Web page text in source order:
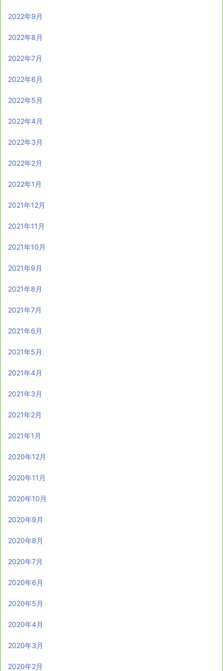
2022年9月
2022年8月
2022年7月
2022年6月
2022年5月
2022年4月
2022年3月
2022年2月
2022年1月
2021年12月
2021年11月
2021年10月
2021年9月
2021年8月
2021年7月
2021年6月
2021年5月
2021年4月
2021年3月
2021年2月
2021年1月
2020年12月
2020年11月
2020年10月
2020年9月
2020年8月
2020年7月
2020年6月
2020年5月
2020年4月
2020年3月
2020年2月